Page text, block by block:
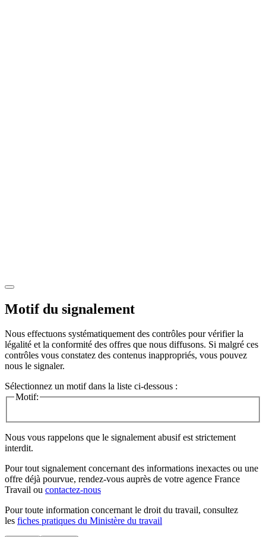
Motif du signalement
Nous effectuons systématiquement des contrôles pour vérifier la
légalité et la conformité des offres que nous diffusons. Si malgré ces
contrôles vous constatez des contenus inappropriés, vous pouvez
nous le signaler.
Sélectionnez un motif dans la liste ci-dessous :
Motif:
Nous vous rappelons que le signalement abusif est strictement
interdit.
Pour tout signalement concernant des informations inexactes ou une
offre déjà pourvue, rendez-vous auprès de votre agence France
Travail ou contactez-nous
Pour toute information concernant le droit du travail, consultez
les fiches pratiques du Ministère du travail